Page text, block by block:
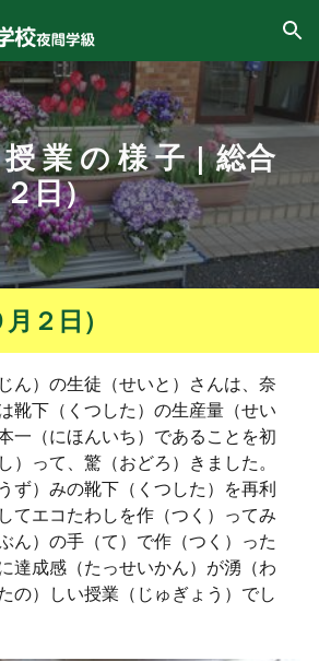
Skip to navigation
業 の 様 子|総合
日）
２日）
ん）の生徒（せいと）さんは、奈
靴下（くつした）の生産量（せい
一（にほんいち）であることを初
）って、驚（おどろ）きました。
ず）みの靴下（くつした）を再利
てエコたわしを作（つく）ってみ
ん）の手（て）で作（つく）った
達成感（たっせいかん）が湧（わ
の）しい授業（じゅぎょう）でし